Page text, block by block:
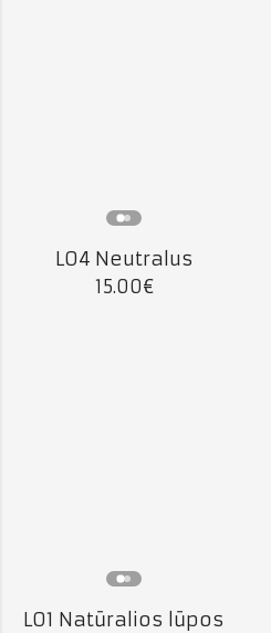
L04 Neutralus
15.00€
L01 Natūralios lūpos